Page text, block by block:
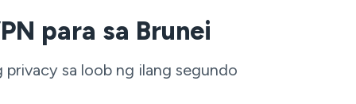
para sa Brunei
sa loob ng ilang segundo